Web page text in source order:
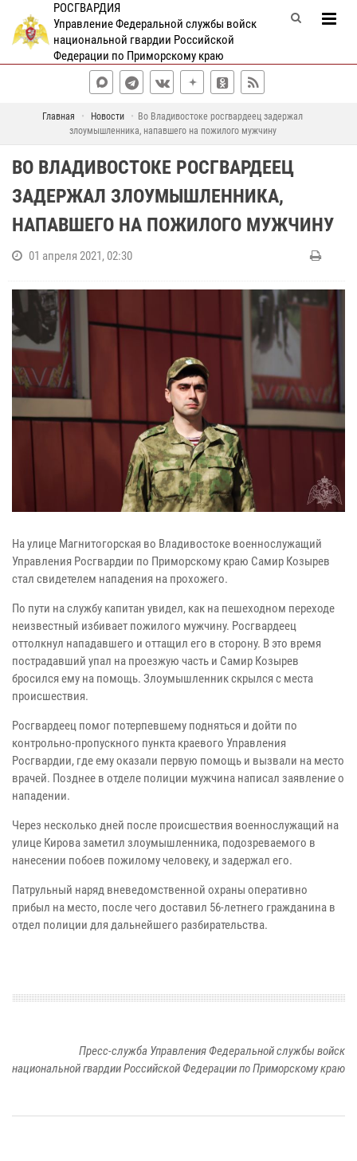
РОСГВАРДИЯ
Управление Федеральной службы войск
национальной гвардии Российской
Федерации по Приморскому краю
Главная Новости
Во Владивостоке росгвардеец задержал
злоумышленника, напавшего на пожилого мужчину
ВО ВЛАДИВОСТОКЕ РОСГВАРДЕЕЦ
ЗАДЕРЖАЛ ЗЛОУМЫШЛЕННИКА,
НАПАВШЕГО НА ПОЖИЛОГО МУЖЧИНУ
01 апреля 2021, 02:30
На улице Магнитогорская во Владивостоке военнослужащий
Управления Росгвардии по Приморскому краю Самир Козырев
стал свидетелем нападения на прохожего.
По пути на службу капитан увидел, как на пешеходном переходе
неизвестный избивает пожилого мужчину. Росгвардеец
оттолкнул нападавшего и оттащил его в сторону. В это время
пострадавший упал на проезжую часть и Самир Козырев
бросился ему на помощь. Злоумышленник скрылся с места
происшествия.
Росгвардеец помог потерпевшему подняться и дойти по
контрольно-пропускного пункта краевого Управления
Росгвардии, где ему оказали первую помощь и вызвали на место
врачей. Позднее в отделе полиции мужчина написал заявление о
нападении.
Через несколько дней после происшествия военнослужащий на
улице Кирова заметил злоумышленника, подозреваемого в
нанесении побоев пожилому человеку, и задержал его.
Патрульный наряд вневедомственной охраны оперативно
прибыл на место, после чего доставил 56-летнего гражданина в
отдел полиции для дальнейшего разбирательства.
Пресс-служба Управления Федеральной службы войск
национальной гвардии Российской Федерации по Приморскому краю